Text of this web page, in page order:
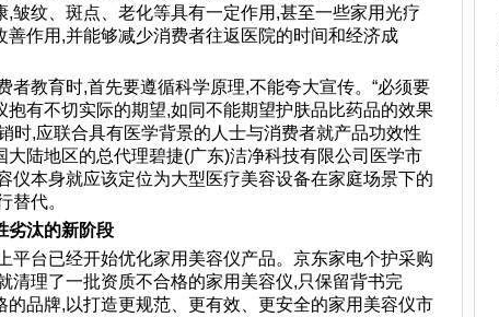
,皱纹、斑点、老化等具有一定作用,甚至一些家用光疗
善作用,并能够减少消费者往返医院的时间和经济成
者教育时,首先要遵循科学原理,不能夸大宣传。“必须要
抱有不切实际的期望,如同不能期望护肤品比药品的效果
时,应联合具有医学背景的人士与消费者就产品功效性
大陆地区的总代理碧捷(广东)洁净科技有限公司医学市
仪本身就应该定位为大型医疗美容设备在家庭场景下的
替代。
劣汰的新阶段
平台已经开始优化家用美容仪产品。京东家电个护采购
清理了一批资质不合格的家用美容仪,只保留背书完
的品牌,以打造更规范、更有效、更安全的家用美容仪市